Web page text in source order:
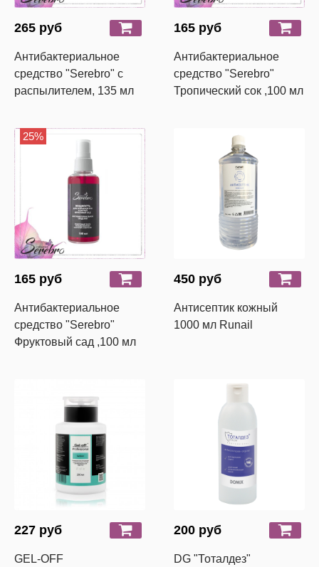
265 руб
Антибактериальное
средство "Serebro" с
распылителем, 135 мл
165 руб
Антибактериальное
средство "Serebro"
Тропический сок ,100 мл
25%
165 руб
Антибактериальное
средство "Serebro"
Фруктовый сад ,100 мл
450 руб
Антисептик кожный
1000 мл Runail
227 руб
GEL-OFF
200 руб
DG "Тоталдез"